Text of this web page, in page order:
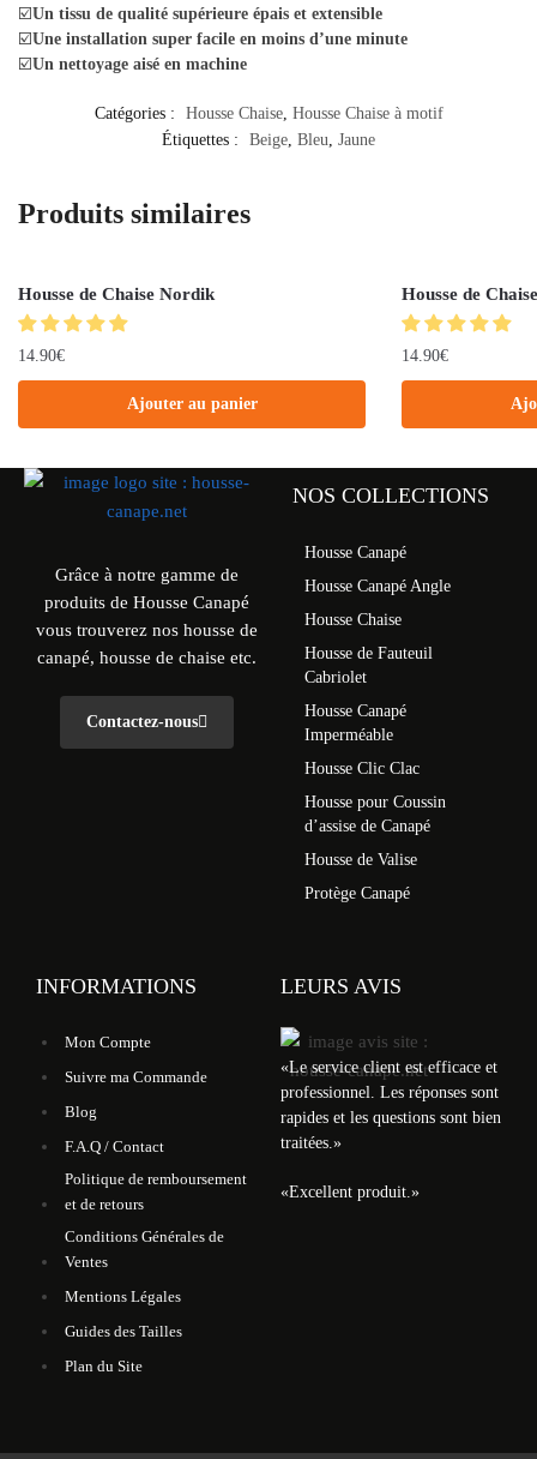
☑️Un tissu de qualité supérieure épais et extensible
☑️Une installation super facile en moins d’une minute
☑️Un nettoyage aisé en machine
Catégories : Housse Chaise, Housse Chaise à motif
Étiquettes :
Beige, Bleu, Jaune
Produits similaires
Housse de Chaise Nordik
14.90€
Ajouter au panier
Housse de
14.90€
Grâce à notre gamme de
produits de Housse Canapé
vous trouverez nos housse de
canapé, housse de chaise etc.
Contactez-nous
NOS COLLECTIONS
Housse Canapé
Housse Canapé Angle
Housse Chaise
Housse de Fauteuil
Cabriolet
Housse Canapé
Imperméable
Housse Clic Clac
Housse pour Coussin
d’assise de Canapé
Housse de Valise
Protège Canapé
INFORMATIONS
Mon Compte
Suivre ma Commande
Blog
F.A.Q / Contact
Politique de remboursement
et de retours
Conditions Générales de
Ventes
Mentions Légales
Guides des Tailles
Plan du Site
LEURS AVIS
«Le service client est efficace et
professionnel. Les réponses sont
rapides et les questions sont bien
traitées.»
«Excellent produit. »